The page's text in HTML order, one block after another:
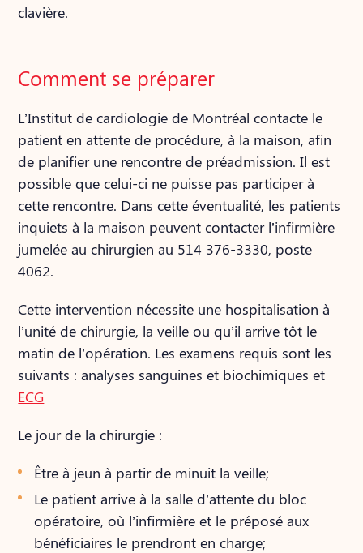
clavière.
Comment se préparer
L’Institut de cardiologie de Montréal contacte le
patient en attente de procédure, à la maison, afin
de planifier une rencontre de préadmission. Il est
possible que celui-ci ne puisse pas participer à
cette rencontre. Dans cette éventualité, les patients
inquiets à la maison peuvent contacter l’infirmière
jumelée au chirurgien au 514 376-3330, poste
4062.
Cette intervention nécessite une hospitalisation à
l’unité de chirurgie, la veille ou qu’il arrive tôt le
matin de l’opération. Les examens requis sont les
suivants : analyses sanguines et biochimiques et
ECG
Le jour de la chirurgie :
Être à jeun à partir de minuit la veille;
Le patient arrive à la salle d’attente du bloc
opératoire, où l’infirmière et le préposé aux
bénéficiaires le prendront en charge;